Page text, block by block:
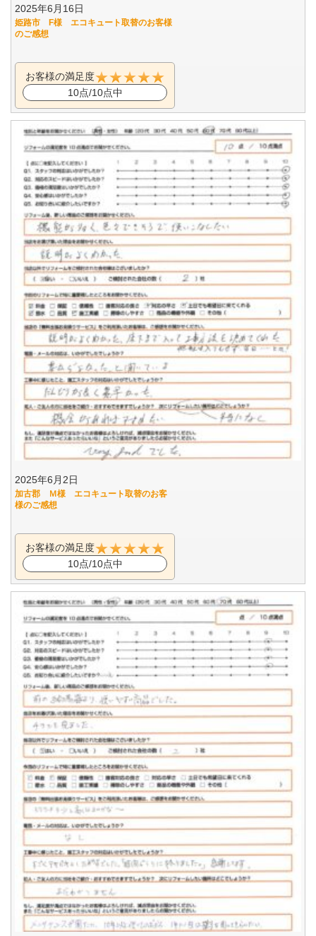
2025年6月16日
姫路市 F様 エコキュート取替のお客様
のご感想
お客様の満足度
10点/10点中
2025年6月2日
加古郡 Ｍ様 エコキュート取替のお客
様のご感想
お客様の満足度
10点/10点中